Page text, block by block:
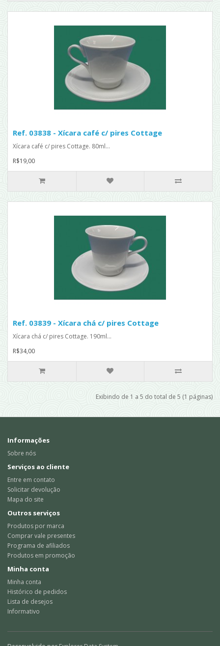
Ref. 03838 - Xícara café c/ pires Cottage
Xícara café c/ pires Cottage. 80ml...
R$19,00
Ref. 03839 - Xícara chá c/ pires Cottage
Xícara chá c/ pires Cottage. 190ml...
R$34,00
Exibindo de 1 a 5 do total de 5 (1 páginas)
Informações
Sobre nós
Serviços ao cliente
Entre em contato
Solicitar devolução
Mapa do site
Outros serviços
Produtos por marca
Comprar vale presentes
Programa de afiliados
Produtos em promoção
Minha conta
Minha conta
Histórico de pedidos
Lista de desejos
Informativo